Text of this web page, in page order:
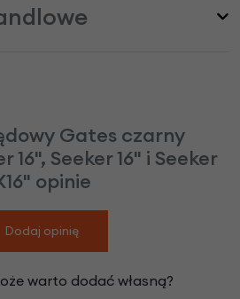
Gates czarny
16", Seeker 16" i Seeker
opinie
Dodaj opinię
warto dodać własną?